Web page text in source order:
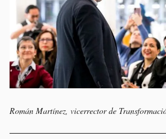
Román Martínez, vicerrector de